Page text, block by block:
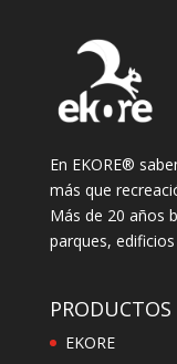
En EKORE®
más que
Más de 20 años
parques,
PRODUCTOS
EKORE